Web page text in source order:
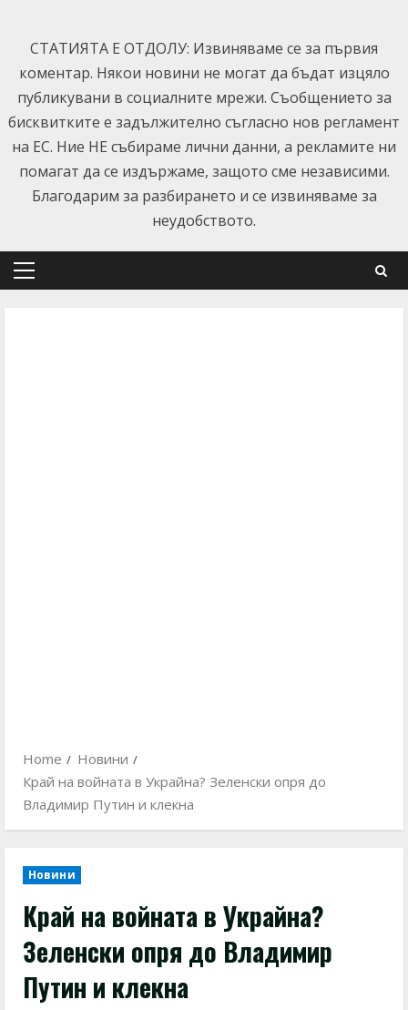
content
СТАТИЯТА Е ОТДОЛУ: Извиняваме се за първия
коментар. Някои новини не могат да бъдат изцяло
публикувани в социалните мрежи. Съобщението за
бисквитките е задължително съгласно нов регламент
на ЕС. Ние НЕ събираме лични данни, а рекламите ни
помагат да се издържаме, защото сме независими.
Благодарим за разбирането и се извиняваме за
неудобството.
Primary
Home
Новини
Край на войната в Украйна? Зеленски опря до
Владимир Путин и клекна
Новини
Край на войната в Украйна?
Зеленски опря до Владимир
Путин и клекна